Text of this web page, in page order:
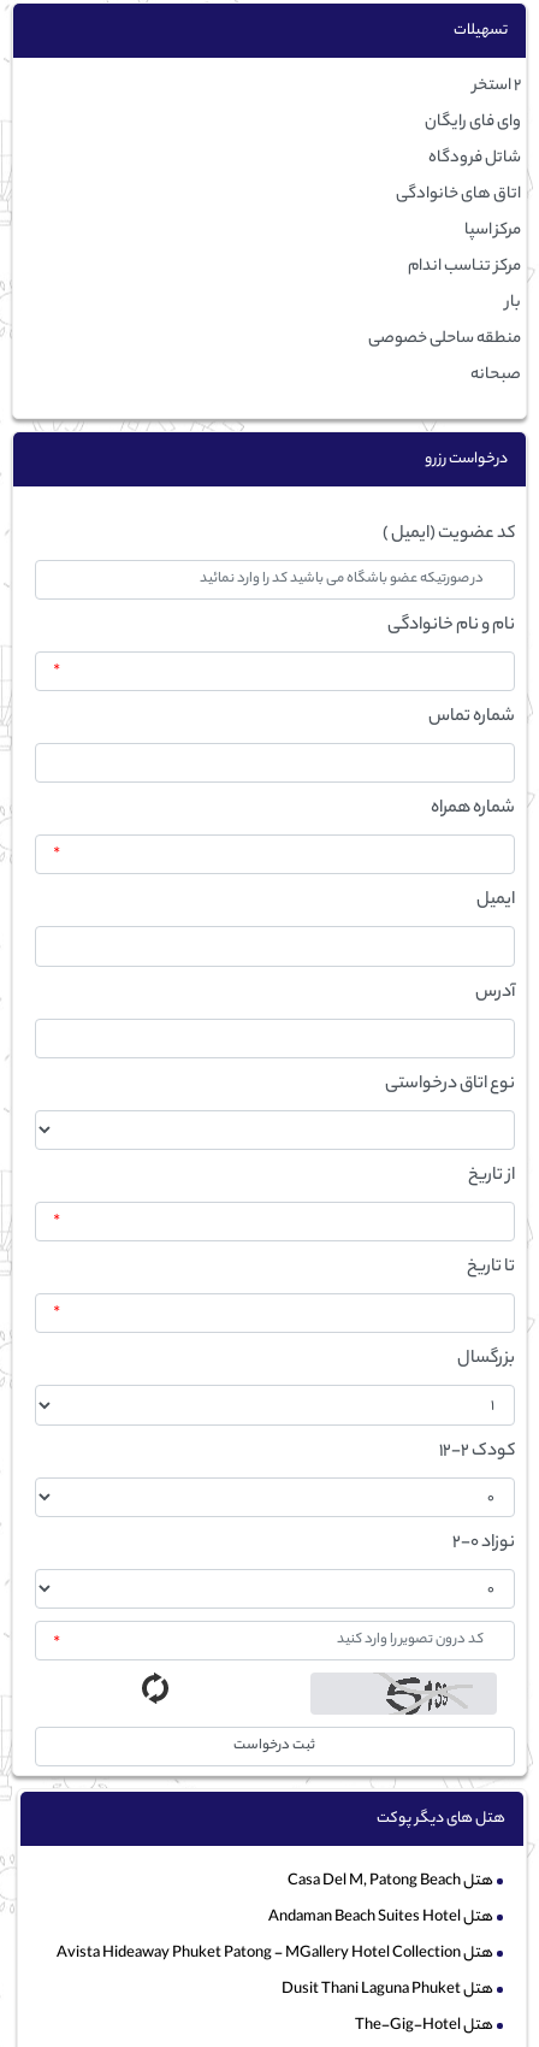
تسهيلات
2 استخر
وای فای رایگان
شاتل فرودگاه
اتاق های خانوادگی
مرکز اسپا
مرکز تناسب اندام
بار
منطقه ساحلی خصوصی
صبحانه
درخواست رزرو
کد عضویت (ایمیل )
نام و نام خانوادگی
*
شماره تماس
شماره همراه
*
ایمیل
آدرس
نوع اتاق درخواستی
از تاریخ
*
تا تاریخ
*
بزرگسال
کودک 2-12
نوزاد 0-2
*
ثبت درخواست
هتل های دیگر پوکت
هتل Casa Del M, Patong Beach
هتل Andaman Beach Suites Hotel
هتل Avista Hideaway Phuket Patong - MGallery Hotel Collection
هتل Dusit Thani Laguna Phuket
هتل The-Gig-Hotel